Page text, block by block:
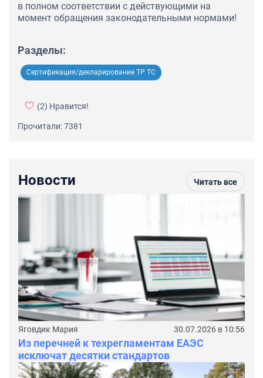
в полном соответствии с действующими на
момент обращения законодательными нормами!
Разделы:
Сертификация/декларирование ТР ТС
(2) Нравится!
Прочитали: 7381
Новости Читать все
Яговдик Мария 30.07.2026 в 10:56
Из перечней к техрегламентам ЕАЭС
исключат десятки стандартов